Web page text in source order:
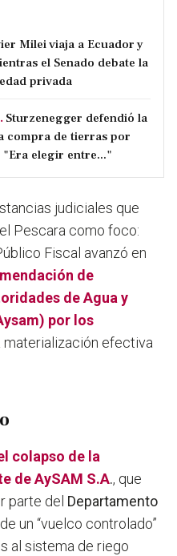
Milei viaja a Ecuador y
el Senado debate la
privada
Sturzenegger defendió la
compra de tierras por
elegir entre..."
judiciales que
Pescara como foco:
Fiscal avanzó en
de
de Agua y
por los
materialización efectiva
colapso de la
de AySAM S.A., que
parte del Departamento
de un “vuelco controlado”
al sistema de riego